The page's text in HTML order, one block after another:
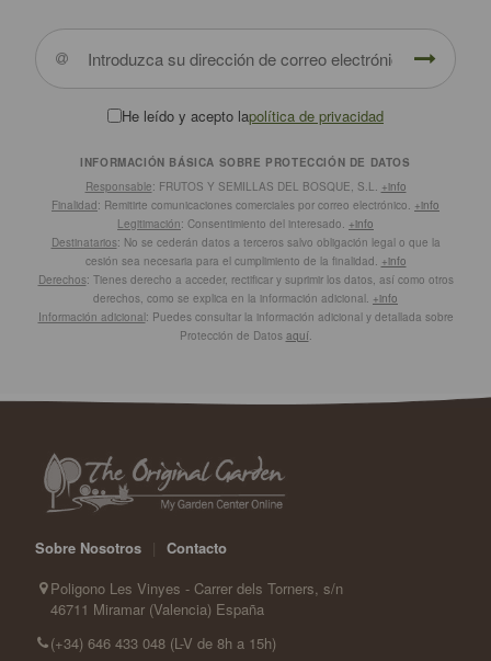
He leído y acepto lapolítica de privacidad
INFORMACIÓN BÁSICA SOBRE PROTECCIÓN DE DATOS
Responsable: FRUTOS Y SEMILLAS DEL BOSQUE, S.L. +info
Finalidad: Remitirte comunicaciones comerciales por correo electrónico. +info
Legitimación: Consentimiento del interesado. +info
Destinatarios: No se cederán datos a terceros salvo obligación legal o que la
cesión sea necesaria para el cumplimiento de la finalidad. +info
Derechos: Tienes derecho a acceder, rectificar y suprimir los datos, así como otros
derechos, como se explica en la información adicional. +info
Información adicional: Puedes consultar la información adicional y detallada sobre
Protección de Datos aquí.
Sobre Nosotros
Contacto
Poligono Les Vinyes - Carrer dels Torners, s/n
46711 Miramar (Valencia) España
(+34) 646 433 048 (L-V de 8h a 15h)